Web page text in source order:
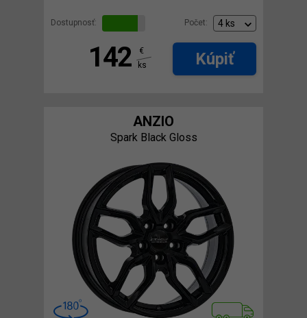
Dostupnosť: Počet:
142
€
ks
Kúpiť
ANZIO
Spark Black Gloss